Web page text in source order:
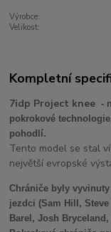
Výrobce:
Velikost:
Kompletní
7idp Project knee -
pokrokové
pohodlí.
Tento model se stal
největší evropské
Chrániče byly
jezdci (Sam Hill,Steve
Barel, Josh